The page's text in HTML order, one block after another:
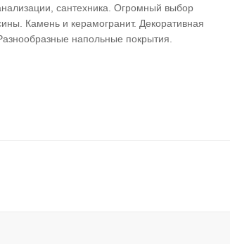
сантехника. Огромный выбор
Камень и керамогранит. Декоративная
напольные покрытия.